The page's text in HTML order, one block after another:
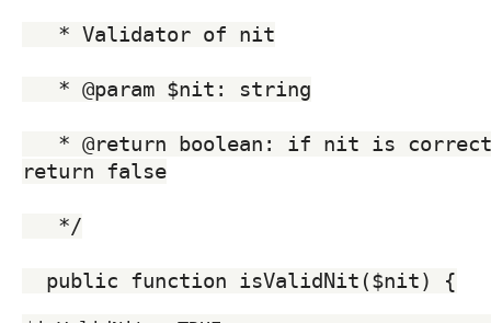
   * Validator of nit
   * @param $nit: string
return false
   */
  public function isValidNit($nit) {